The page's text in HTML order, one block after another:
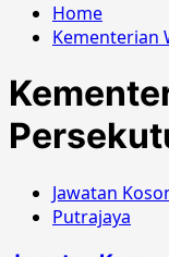
Home
Kementerian
Jawatan
Putrajaya